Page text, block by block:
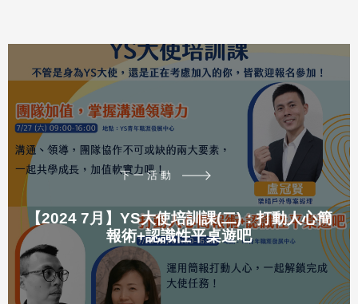
下一活動
【2024 7月】YS大使培訓課(二)：打動人心簡
報術+認識性平桌遊吧